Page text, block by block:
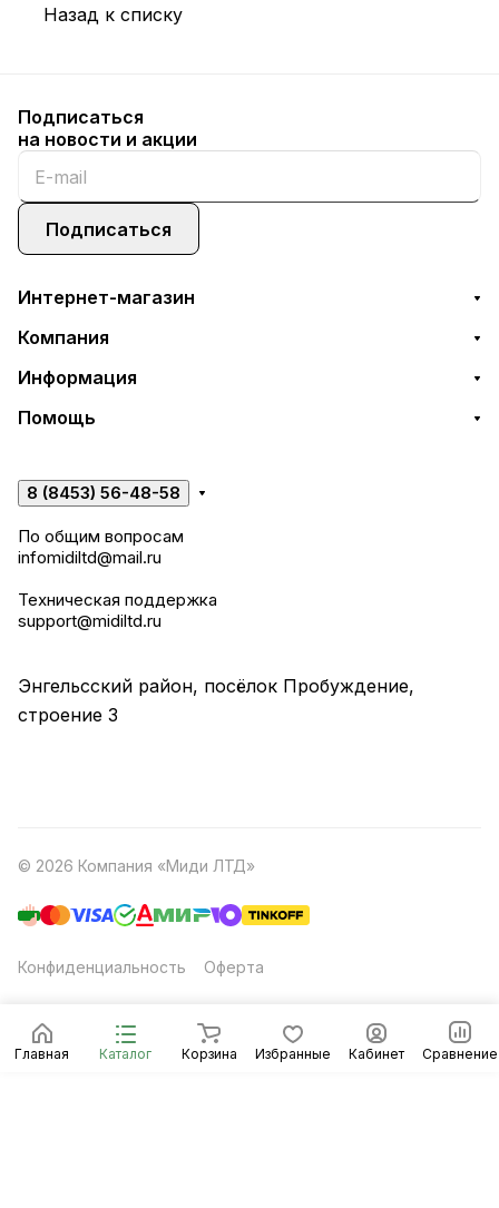
Назад к списку
Главная Каталог Корзина Избранные Кабинет Сравнение
Подписаться
на новости и акции
Подписаться
Интернет-магазин
Компания
Информация
Помощь
8 (8453) 56-48-58
По общим вопросам
infomidiltd@mail.ru
Техническая поддержка
support@midiltd.ru
Энгельсский район, посёлок Пробуждение,
строение 3
© 2026 Компания «Миди ЛТД»
Конфиденциальность Оферта